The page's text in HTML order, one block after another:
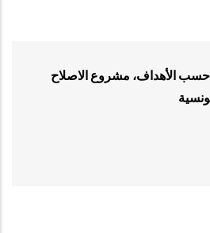
حسب الأهداف، مشروع الاصلاح